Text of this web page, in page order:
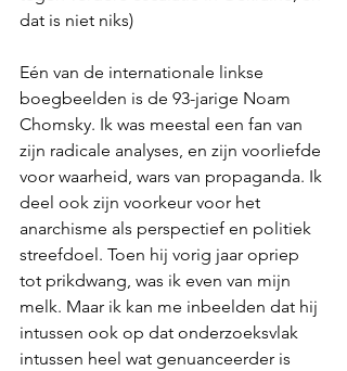
dat is niet niks)
Eén van de internationale linkse
boegbeelden is de 93-jarige Noam
Chomsky. Ik was meestal een fan van
zijn radicale analyses, en zijn voorliefde
voor waarheid, wars van propaganda. Ik
deel ook zijn voorkeur voor het
anarchisme als perspectief en politiek
streefdoel. Toen hij vorig jaar opriep
tot prikdwang, was ik even van mijn
melk. Maar ik kan me inbeelden dat hij
intussen ook op dat onderzoeksvlak
intussen heel wat genuanceerder is